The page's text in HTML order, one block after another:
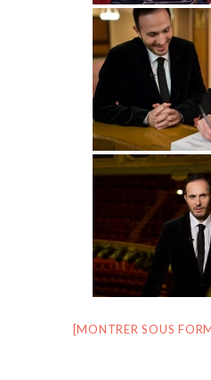
[MONTRER SOUS